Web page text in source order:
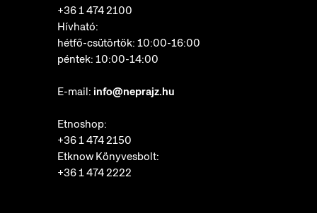
+36 1 474 2100
Hívható:
hétfő-csütörtök: 10:00-16:00
péntek: 10:00-14:00
E-mail: info@neprajz.hu
Etnoshop:
+36 1 474 2150
Etknow Könyvesbolt:
+36 1 474 2222